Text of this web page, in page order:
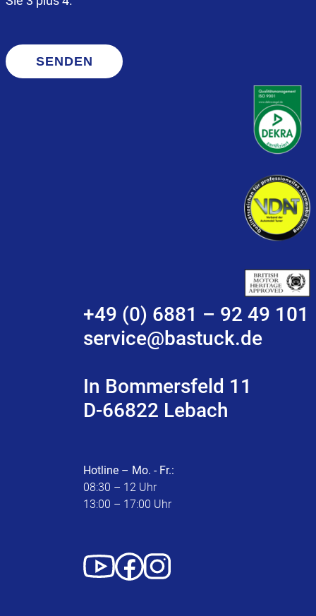
SENDEN
+49 (0) 6881 – 92 49 101
service@bastuck.de
In Bommersfeld 11
D-66822 Lebach
Hotline – Mo. - Fr.:
08:30 – 12 Uhr
13:00 – 17:00 Uhr